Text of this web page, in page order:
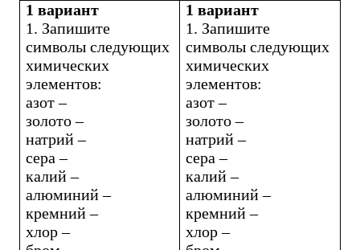
1 вариант
1. Запишите
символы следующих
химических
элементов:
азот –
золото –
натрий –
сера –
калий –
алюминий –
кремний –
хлор –
1 вариант
1. Запишите
символы следующих
химических
элементов:
азот –
золото –
натрий –
сера –
калий –
алюминий –
кремний –
хлор –